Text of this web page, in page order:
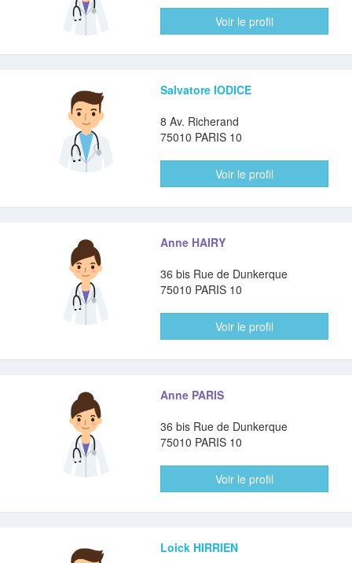
Voir le profil
Salvatore IODICE
8 Av. Richerand
75010 PARIS 10
Voir le profil
Anne HAIRY
36 bis Rue de Dunkerque
75010 PARIS 10
Voir le profil
Anne PARIS
36 bis Rue de Dunkerque
75010 PARIS 10
Voir le profil
Loick HIRRIEN